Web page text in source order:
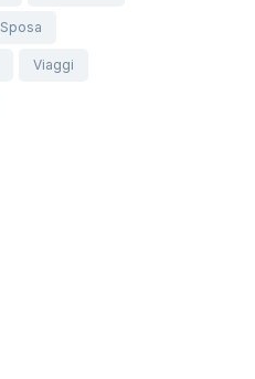
Sposa
Viaggi